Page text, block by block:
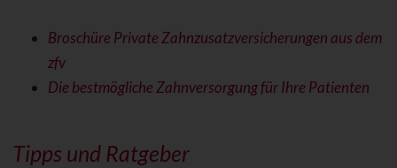
Broschüre Private Zahnzusatzversicherungen aus dem
zfv
Die bestmögliche Zahnversorgung für Ihre Patienten
Tipps und Ratgeber